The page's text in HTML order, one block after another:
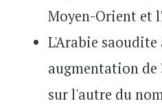
Moyen-Orient et
L'Arabie saoudite
augmentation de
sur l'autre du